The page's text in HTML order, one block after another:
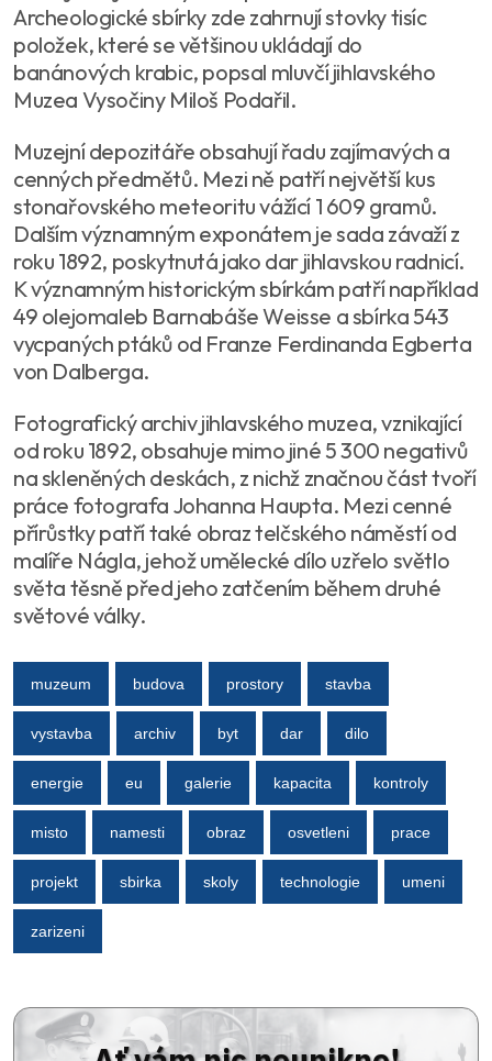
Archeologické sbírky zde zahrnují stovky tisíc
položek, které se většinou ukládají do
banánových krabic, popsal mluvčí jihlavského
Muzea Vysočiny Miloš Podařil.
Muzejní depozitáře obsahují řadu zajímavých a
cenných předmětů. Mezi ně patří největší kus
stonařovského meteoritu vážící 1 609 gramů.
Dalším významným exponátem je sada závaží z
roku 1892, poskytnutá jako dar jihlavskou radnicí.
K významným historickým sbírkám patří například
49 olejomaleb Barnabáše Weisse a sbírka 543
vycpaných ptáků od Franze Ferdinanda Egberta
von Dalberga.
Fotografický archiv jihlavského muzea, vznikající
od roku 1892, obsahuje mimo jiné 5 300 negativů
na skleněných deskách, z nichž značnou část tvoří
práce fotografa Johanna Haupta. Mezi cenné
přírůstky patří také obraz telčského náměstí od
malíře Nágla, jehož umělecké dílo uzřelo světlo
světa těsně před jeho zatčením během druhé
světové války.
muzeum budova prostory stavba
vystavba archiv byt dar dilo
energie eu galerie kapacita kontroly
misto namesti obraz osvetleni prace
projekt sbirka skoly technologie umeni
zarizeni